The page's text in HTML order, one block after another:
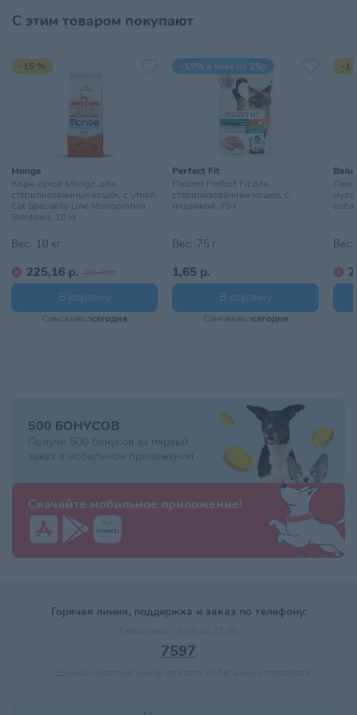
Хранить в сухом, хорошо
С этим товаром покупают
-15 %
Monge
Корм сухой Monge, для
стерилизованных кошек, с уткой,
Cat Speciality Line Monoprotein
Sterilised, 10 кг
Вес: 10 кг
225,16 р. 264,89 р.
В корзину
Самовывозсегодня
-15% в чеке от 25р
Perfect Fit
Паштет Perfect Fit для
стерилизованных кошек, с
индейкой, 75 г
Вес: 75 г
1,65 р.
В корзину
Самовывозсегодня
-1
Balu
Вес:
500 БОНУСОВ
Получи 500 бонусов за первый
заказ в мобильном приложении
Скачайте мобильное приложение!
Горячая линия, поддержка и заказ по телефону:
7597